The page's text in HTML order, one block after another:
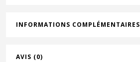
INFORMATIONS COMPLÉMENTAIRES
AVIS (0)